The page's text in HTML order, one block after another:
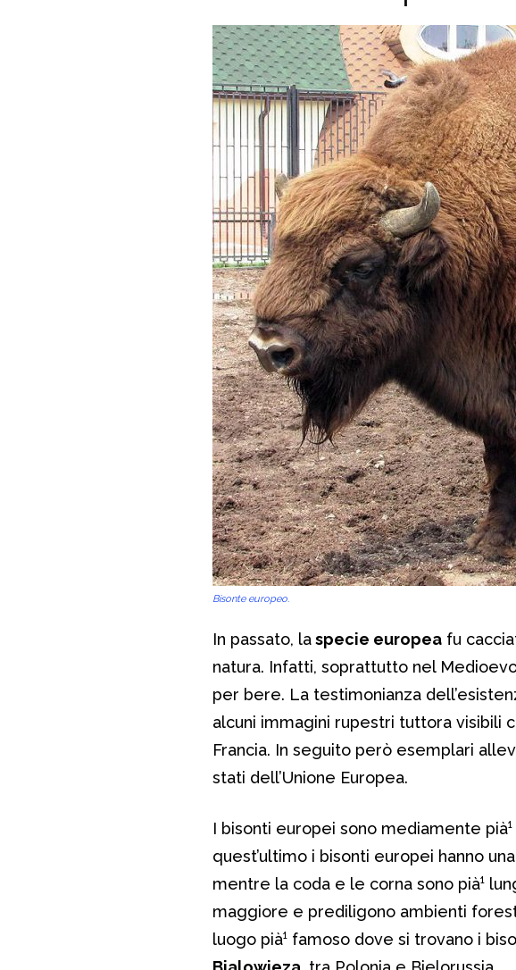
Bisonte europeo.
In passato, laspecie europea fu
natura. Infatti, soprattutto nel
per bere. La testimonianza
alcuni immagini rupestri tuttora visibili
Francia. In seguito però esemplari
stati dell’Unione Europea.
I bisonti europei sono mediamente
quest’ultimo i bisonti europei hanno
mentre la coda e le corna sono pià¹
maggiore e prediligono ambienti
luogo pià¹ famoso dove si trovano i